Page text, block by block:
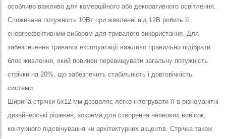
особливо важливо для комерційного або декоративного освітлення.
Споживана потужність 10Вт при живленні від 12В робить її
енергоефективним вибором для тривалого використання. Для
забезпечення тривалої експлуатації важливо правильно підібрати
блок живлення, який повинен перевищувати загальну потужність
стрічки на 20%, що забезпечить стабільність і довговічність
системи.
Ширина стрічки 6х12 мм дозволяє легко інтегрувати її в різноманітні
дизайнерські рішення, зокрема для створення неонових вивісок,
контурного підсвічування чи архітектурних акцентів. Стрічка також